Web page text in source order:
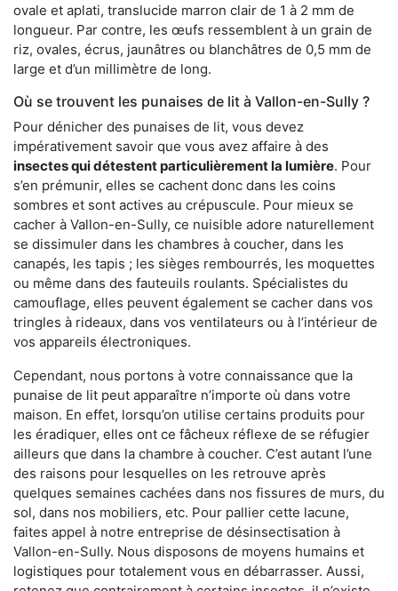
ovale et aplati, translucide marron clair de 1 à 2 mm de
longueur. Par contre, les œufs ressemblent à un grain de
riz, ovales, écrus, jaunâtres ou blanchâtres de 0,5 mm de
large et d’un millimètre de long.
Où se trouvent les punaises de lit à Vallon-en-Sully ?
Pour dénicher des punaises de lit, vous devez
impérativement savoir que vous avez affaire à des
insectes qui détestent particulièrement la lumière. Pour
s’en prémunir, elles se cachent donc dans les coins
sombres et sont actives au crépuscule. Pour mieux se
cacher à Vallon-en-Sully, ce nuisible adore naturellement
se dissimuler dans les chambres à coucher, dans les
canapés, les tapis ; les sièges rembourrés, les moquettes
ou même dans des fauteuils roulants. Spécialistes du
camouflage, elles peuvent également se cacher dans vos
tringles à rideaux, dans vos ventilateurs ou à l’intérieur de
vos appareils électroniques.
Cependant, nous portons à votre connaissance que la
punaise de lit peut apparaître n’importe où dans votre
maison. En effet, lorsqu’on utilise certains produits pour
les éradiquer, elles ont ce fâcheux réflexe de se réfugier
ailleurs que dans la chambre à coucher. C’est autant l’une
des raisons pour lesquelles on les retrouve après
quelques semaines cachées dans nos fissures de murs, du
sol, dans nos mobiliers, etc. Pour pallier cette lacune,
faites appel à notre entreprise de désinsectisation à
Vallon-en-Sully. Nous disposons de moyens humains et
logistiques pour totalement vous en débarrasser. Aussi,